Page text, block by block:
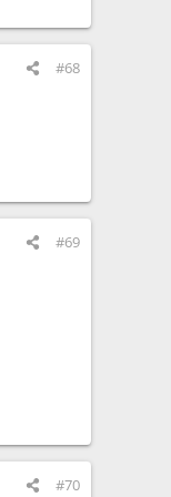
#68
#69
#70